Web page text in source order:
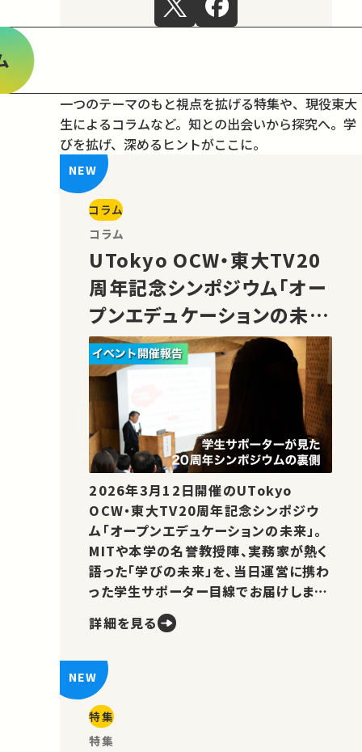
一つのテーマのもと視点を拡げる特集や、現役東大
生によるコラムなど。 知との出会いから探究へ。学
びを拡げ、深めるヒントがここに。
コラム
コラム
UTokyo OCW・東大TV20
周年記念シンポジウム「オー
プンエデュケーションの未
来」の様子をご紹介！
2026年3月12日開催のUTokyo
OCW・東大TV20周年記念シンポジウ
ム「オープンエデュケーションの未来」。
MITや本学の名誉教授陣、実務家が熱く
語った「学びの未来」を、当日運営に携わ
った学生サポーター目線でお届けしま
詳細を見る
特集
特集